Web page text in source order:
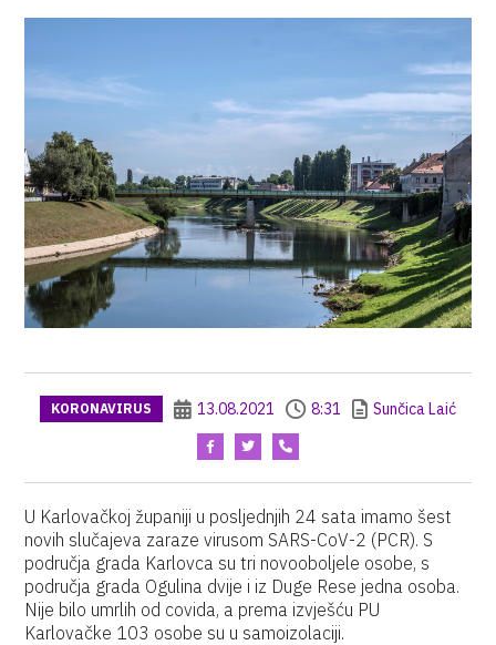
KORONAVIRUS 13.08.2021 8:31 Sunčica Laić
U Karlovačkoj županiji u posljednjih 24 sata imamo šest
novih slučajeva zaraze virusom SARS-CoV-2 (PCR). S
područja grada Karlovca su tri novooboljele osobe, s
područja grada Ogulina dvije i iz Duge Rese jedna osoba.
Nije bilo umrlih od covida, a prema izvješću PU
Karlovačke 103 osobe su u samoizolaciji.